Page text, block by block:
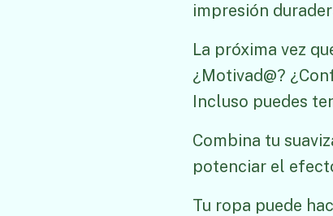
impresión
La próxima vez
¿Motivad@?
Incluso puedes
Combina tu
potenciar el
Tu ropa puede